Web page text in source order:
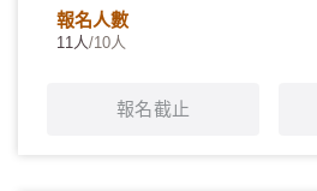
報名人數
11人/10人
報名截止